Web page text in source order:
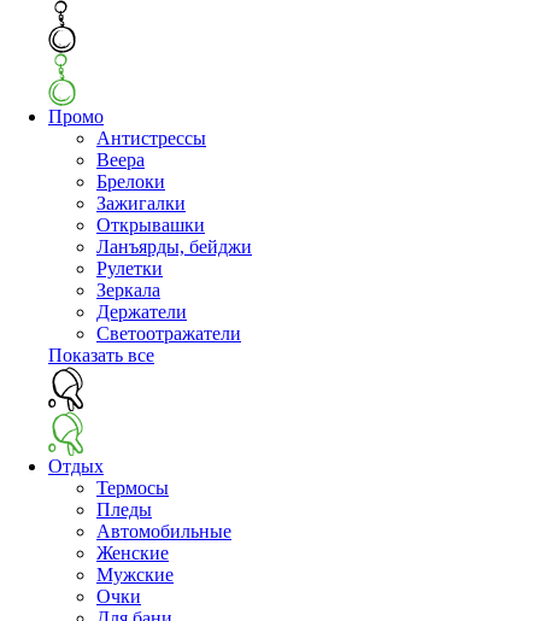
Промо
Антистрессы
Веера
Брелоки
Зажигалки
Открывашки
Ланъярды, бейджи
Рулетки
Зеркала
Держатели
Светоотражатели
Показать все
Отдых
Термосы
Пледы
Автомобильные
Женские
Мужские
Очки